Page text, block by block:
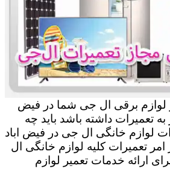
لوازم برقی ال جی شما در فیض
تعمیرات داشته باشد باید چه
لوازم خانگی ال جی در فیض اباد
امر تعمیرات کلیه لوازم خانگی ال
ارائه خدمات تعمیر لوازم